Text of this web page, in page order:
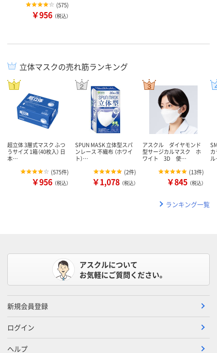
(575)
￥956 （税込）
立体マスクの売れ筋ランキング
超立体 3層式マスク ふつ
うサイズ 1箱（40枚入） 日
本…
(575件)
￥956 （税込）
SPUN MASK 立体型スパ
ンレース 不織布 （ホワイ
ト）…
(2件)
￥1,078 （税込）
アスクル ダイヤモンド
型サージカルマスク ホ
ワイト 3D 使…
(13件)
￥845 （税込）
カ
ランキング一覧
アスクルについて
お気軽にご質問ください。
新規会員登録
ログイン
ヘルプ